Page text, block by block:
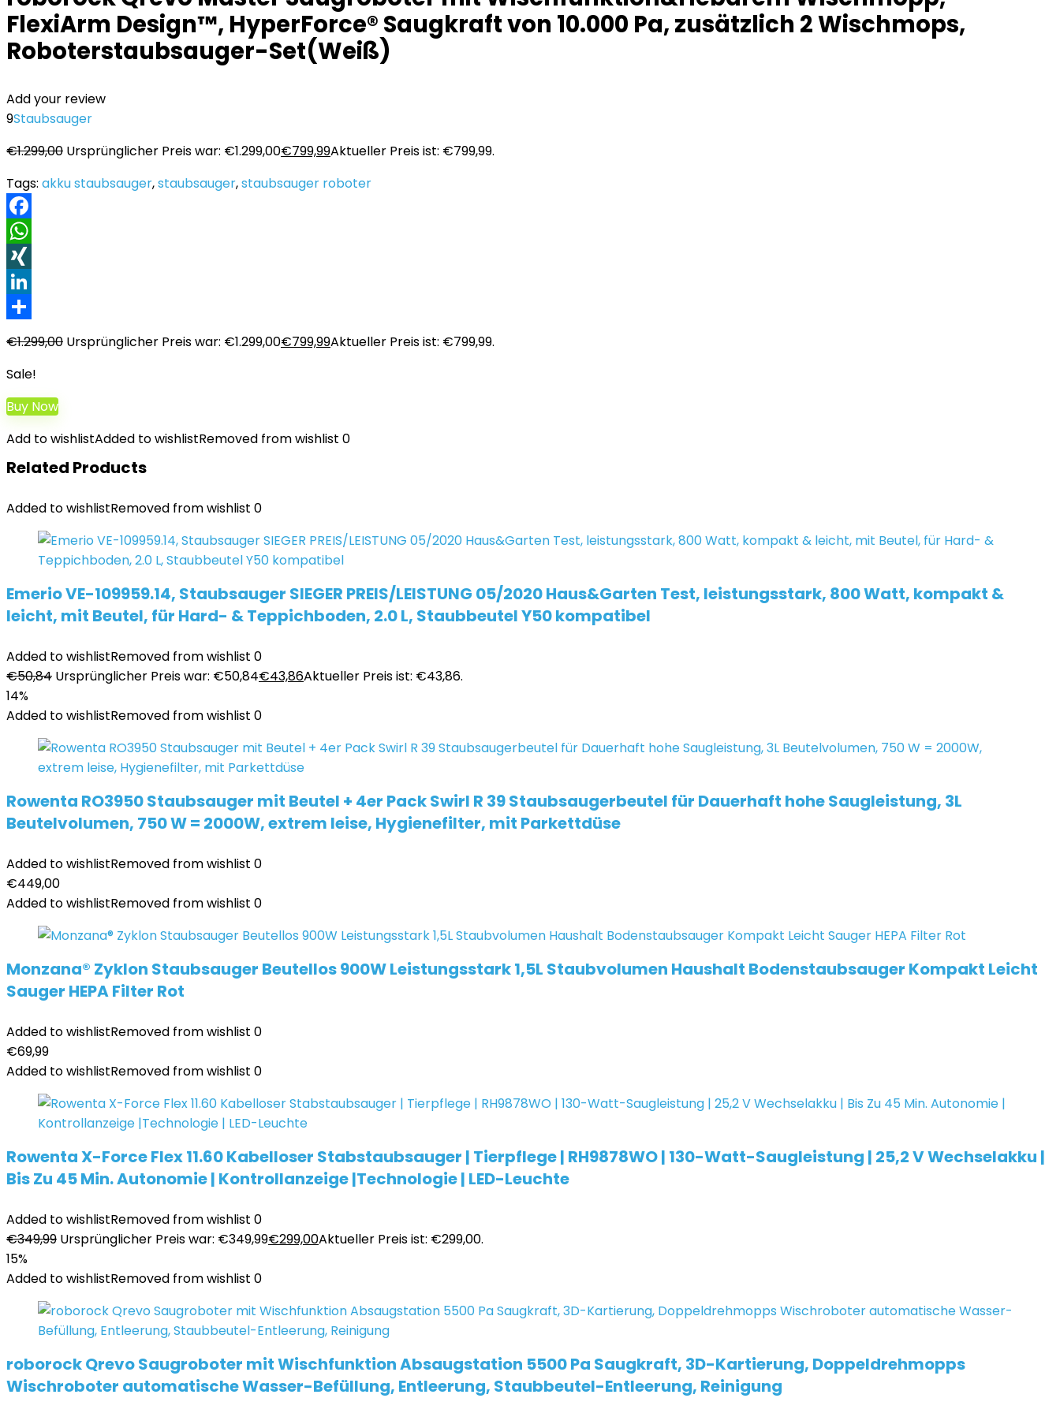
FlexiArm Design™, HyperForce® Saugkraft von 10.000 Pa, zusätzlich 2 Wischmops,
Roboterstaubsauger-Set(Weiß)
Add your review
9Staubsauger
€1.299,00 Ursprünglicher Preis war: €1.299,00€799,99Aktueller Preis ist: €799,99.
Tags: akku staubsauger,staubsauger,staubsauger roboter
Facebook
WhatsApp
XING
LinkedIn
€1.299,00 Ursprünglicher Preis war: €1.299,00€799,99Aktueller Preis ist: €799,99.
Sale!
Buy Now
Add to wishlistAdded to wishlistRemoved from wishlist 0
Related Products
Added to wishlistRemoved from wishlist 0
Emerio VE-109959.14, Staubsauger SIEGER PREIS/LEISTUNG 05/2020 Haus&Garten Test, leistungsstark, 800 Watt, kompakt &
leicht, mit Beutel, für Hard- & Teppichboden, 2.0 L, Staubbeutel Y50 kompatibel
Added to wishlistRemoved from wishlist 0
€50,84 Ursprünglicher Preis war: €50,84€43,86Aktueller Preis ist: €43,86.
14%
Added to wishlistRemoved from wishlist 0
Rowenta RO3950 Staubsauger mit Beutel + 4er Pack Swirl R 39 Staubsaugerbeutel für Dauerhaft hohe Saugleistung, 3L
Beutelvolumen, 750 W = 2000W, extrem leise, Hygienefilter, mit Parkettdüse
Added to wishlistRemoved from wishlist 0
€449,00
Added to wishlistRemoved from wishlist 0
Monzana® Zyklon Staubsauger Beutellos 900W Leistungsstark 1,5L Staubvolumen Haushalt Bodenstaubsauger Kompakt Leicht
Sauger HEPA Filter Rot
Added to wishlistRemoved from wishlist 0
€69,99
Added to wishlistRemoved from wishlist 0
Rowenta X-Force Flex 11.60 Kabelloser Stabstaubsauger | Tierpflege | RH9878WO | 130-Watt-Saugleistung | 25,2 V Wechselakku |
Bis Zu 45 Min. Autonomie | Kontrollanzeige |Technologie | LED-Leuchte
Added to wishlistRemoved from wishlist 0
€349,99 Ursprünglicher Preis war: €349,99€299,00Aktueller Preis ist: €299,00.
15%
Added to wishlistRemoved from wishlist 0
roborock Qrevo Saugroboter mit Wischfunktion Absaugstation 5500 Pa Saugkraft, 3D-Kartierung, Doppeldrehmopps
Wischroboter automatische Wasser-Befüllung, Entleerung, Staubbeutel-Entleerung, Reinigung